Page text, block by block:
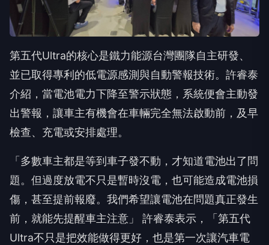
第五代Ultra的核心是鐵力能源台灣團隊自主研發、
並已取得專利的低電源感測與自動警報技術。許睿泰
介紹，當電池電力下降至警示狀態，系統便會主動發
出警報，讓車主有機會在車輛完全無法啟動前，及早
檢查、充電或安排處理。
「多數車主都是等到車子發不動，才知道電池出了問
題。但過度放電不只是暫時沒電，也可能造成電池損
傷，甚至提前報廢。我們希望讓電池在問題真正發生
前，就能先提醒車主注意」 許睿泰表示，「第五代
Ultra不只是把效能做得更好，也是第一次讓汽車電